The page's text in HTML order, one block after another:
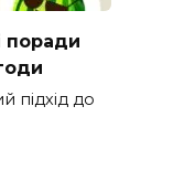
поради
підхід до